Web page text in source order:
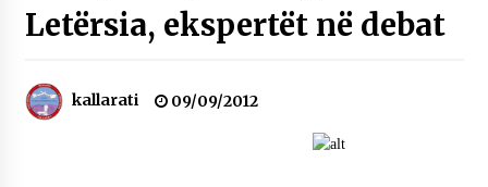
07/07/2026
06/06/2026
Letërsia, ekspertët në debat
kallarati 09/09/2012